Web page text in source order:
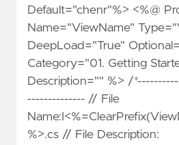
Default="chenr"%> <%@
Name="ViewName"
DeepLoad="True"
Category="01. Getting
Description="" %> /
-------------- // File
%>.cs // File Description: